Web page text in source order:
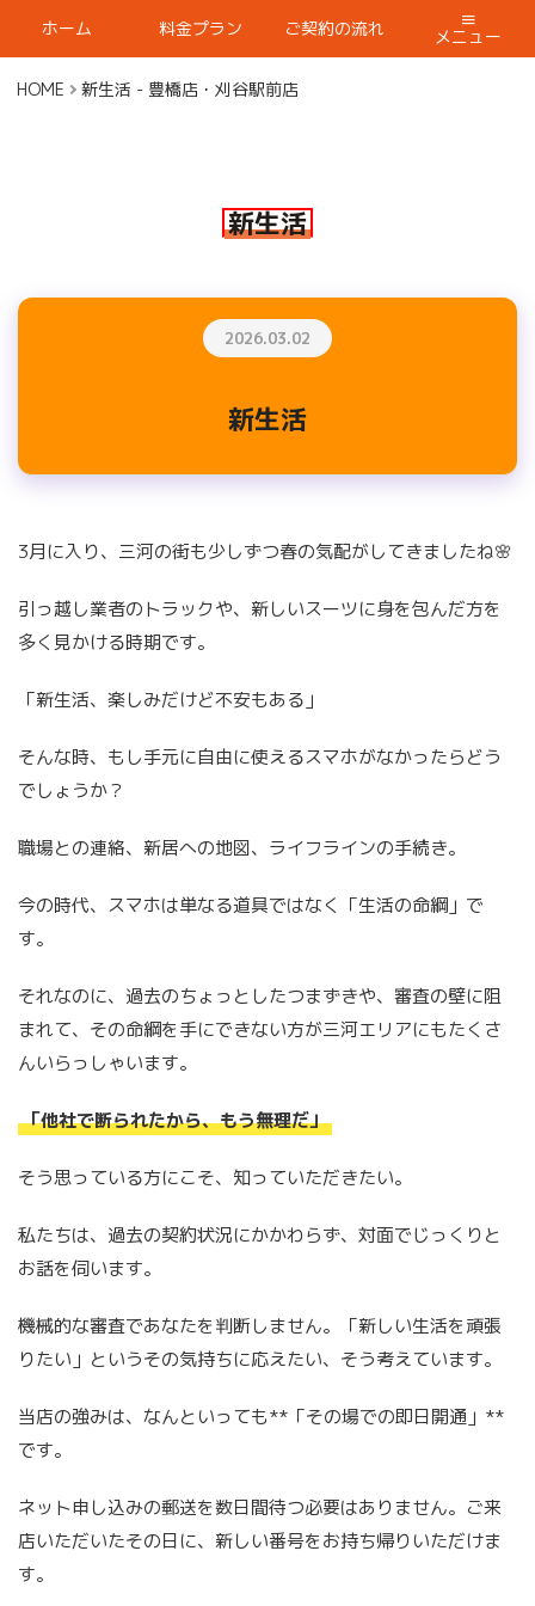
ホーム 料金プラン ご契約の流れ メニュー
HOME 新生活 - 豊橋店・刈谷駅前店
新生活
2026.03.02
新生活
3月に入り、三河の街も少しずつ春の気配がしてきましたね🌸
引っ越し業者のトラックや、新しいスーツに身を包んだ方を
多く見かける時期です。
「新生活、楽しみだけど不安もある」
そんな時、もし手元に自由に使えるスマホがなかったらどう
でしょうか？
職場との連絡、新居への地図、ライフラインの手続き。
今の時代、スマホは単なる道具ではなく「生活の命綱」で
す。
それなのに、過去のちょっとしたつまずきや、審査の壁に阻
まれて、その命綱を手にできない方が三河エリアにもたくさ
んいらっしゃいます。
「他社で断られたから、もう無理だ」
そう思っている方にこそ、知っていただきたい。
私たちは、過去の契約状況にかかわらず、対面でじっくりと
お話を伺います。
機械的な審査であなたを判断しません。「新しい生活を頑張
りたい」というその気持ちに応えたい、そう考えています。
当店の強みは、なんといっても**「その場での即日開通」**
です。
ネット申し込みの郵送を数日間待つ必要はありません。ご来
店いただいたその日に、新しい番号をお持ち帰りいただけま
す。